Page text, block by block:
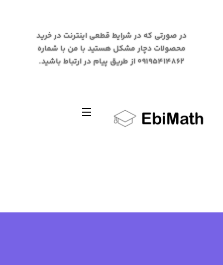
در صورتی که در شرایط قطعی اینترنت در خرید
محصولات دچار مشکل هستید با من با شماره
09195414862 از طریق پیام در ارتباط باشید.